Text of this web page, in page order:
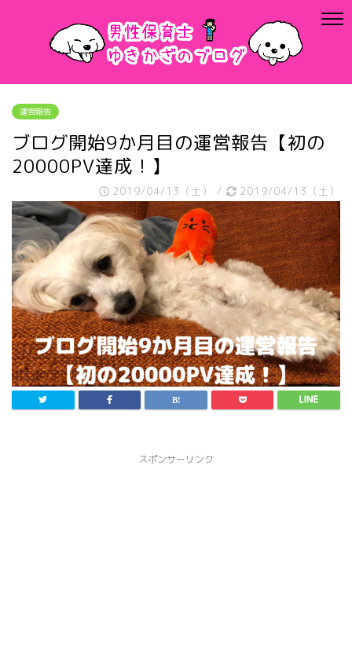
運営報告
ブログ開始9か月目の運営報告【初の
20000PV達成！】
2019/04/13（土） / 2019/04/13（土）
スポンサーリンク